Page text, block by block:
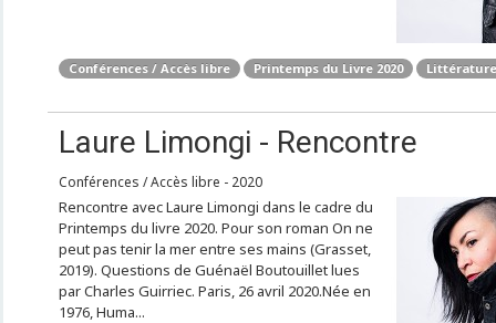
Conférences / Accès libre Printemps du Livre 2020
Laure Limongi - Rencontre
Conférences / Accès libre - 2020
Rencontre avec Laure Limongi dans le cadre du
Printemps du livre 2020. Pour son roman On ne
peut pas tenir la mer entre ses mains (Grasset,
2019). Questions de Guénaël Boutouillet lues
par Charles Guirriec. Paris, 26 avril 2020.Née en
1976, Huma...